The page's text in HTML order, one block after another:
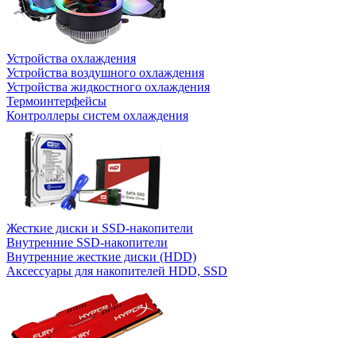
Устройства охлаждения
Устройства воздушного охлаждения
Устройства жидкостного охлаждения
Термоинтерфейсы
Контроллеры систем охлаждения
Жесткие диски и SSD-накопители
Внутренние SSD-накопители
Внутренние жесткие диски (HDD)
Аксессуары для накопителей HDD, SSD